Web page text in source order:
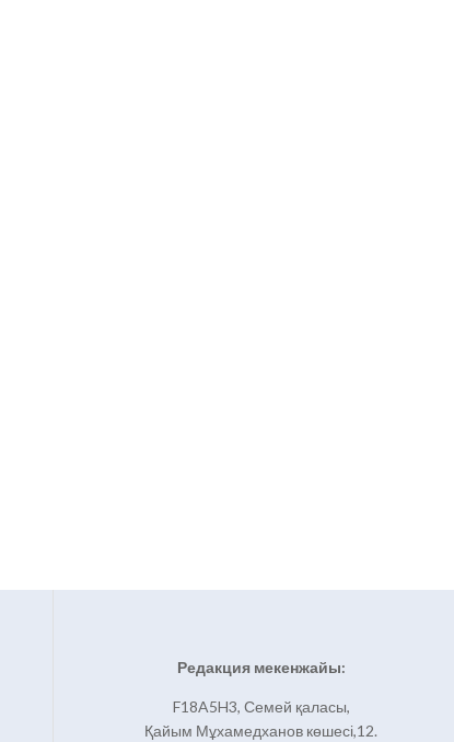
Редакция мекенжайы:
F18A5H3, Семей қаласы,
Қайым Мұхамедханов көшесі,12.